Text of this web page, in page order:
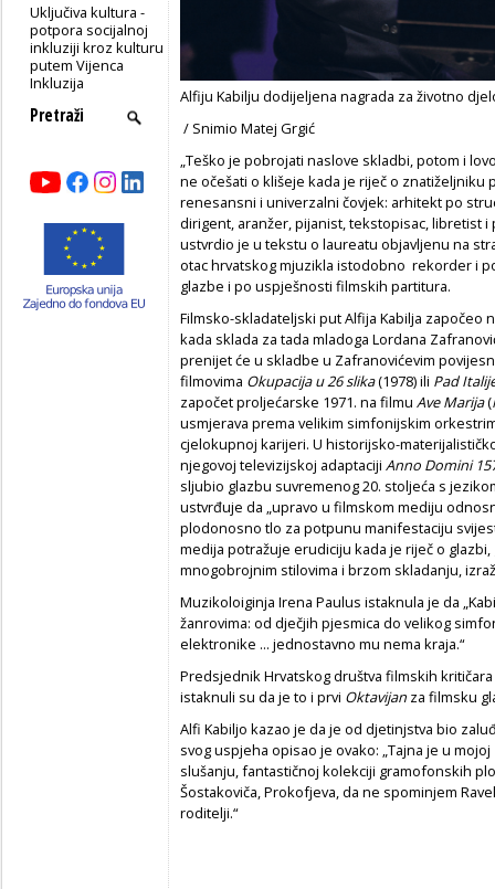
Uključiva kultura -
potpora socijalnoj
inkluziji kroz kulturu
putem Vijenca
Inkluzija
Alfiju Kabilju dodijeljena nagrada za životno
/ Snimio Matej Grgić
„Teško je pobrojati naslove skladbi, potom i
ne očešati o klišeje kada je riječ o znatiželjniku
renesansni i univerzalni čovjek: arhitekt po
dirigent, aranžer, pijanist, tekstopisac, libretist i
ustvrdio je u tekstu o laureatu objavljenu na
otac hrvatskog mjuzikla istodobno rekorder i
glazbe i po uspješnosti filmskih partitura.
Filmsko-skladateljski put Alfija Kabilja započeo
kada sklada za tada mladoga Lordana
prenijet će u skladbe u Zafranovićevim
filmovima Okupacija u 26 slika(1978) ili Pad
započet proljećarske 1971. na filmu Ave Marija(
usmjerava prema velikim simfonijskim
cjelokupnoj karijeri. U historijsko-
njegovoj televizijskoj adaptaciji Anno Domini
sljubio glazbu suvremenog 20. stoljeća s
ustvrđuje da „upravo u filmskom mediju
plodonosno tlo za potpunu manifestaciju
medija potražuje erudiciju kada je riječ o
mnogobrojnim stilovima i brzom skladanju,
Muzikoloiginja Irena Paulus istaknula je da
žanrovima: od dječjih pjesmica do velikog
elektronike ... jednostavno mu nema kraja.“
Predsjednik Hrvatskog društva filmskih
istaknuli su da je to i prvi Oktavijan za filmsku
Alfi Kabiljo kazao je da je od djetinjstva bio
svog uspjeha opisao je ovako: „Tajna je u
slušanju, fantastičnoj kolekciji gramofonskih
Šostakoviča, Prokofjeva, da ne spominjem
roditelji.“